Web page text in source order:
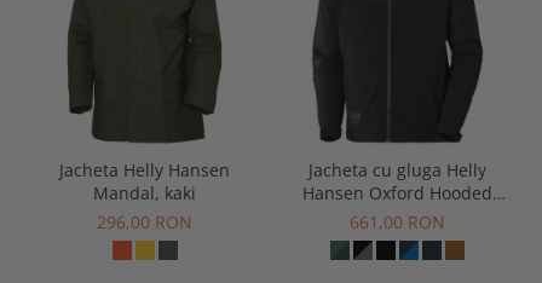
Jacheta Helly Hansen
Mandal, kaki
296,00 RON
Jacheta cu gluga Helly
Hansen Oxford Hooded
Softshell Jacket
661,00 RON